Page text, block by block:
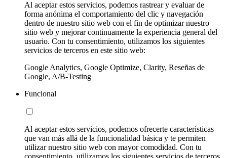
Al aceptar estos servicios, podemos rastrear y evaluar de
forma anónima el comportamiento del clic y navegación
dentro de nuestro sitio web con el fin de optimizar nuestro
sitio web y mejorar continuamente la experiencia general del
usuario. Con tu consentimiento, utilizamos los siguientes
servicios de terceros en este sitio web:
Google Analytics, Google Optimize, Clarity, Reseñas de
Google, A/B-Testing
Funcional
Al aceptar estos servicios, podemos ofrecerte características
que van más allá de la funcionalidad básica y te permiten
utilizar nuestro sitio web con mayor comodidad. Con tu
consentimiento, utilizamos los siguientes servicios de terceros